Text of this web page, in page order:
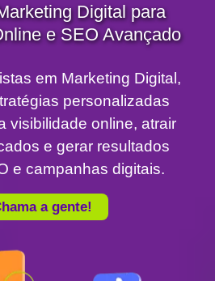
Digital para
e SEO Avançado
em Marketing Digital,
personalizadas
visibilidade online, atrair
e gerar resultados
e campanhas digitais.
a gente!